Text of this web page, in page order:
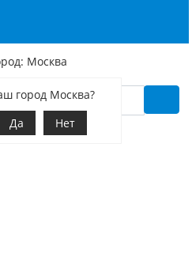
Москва
город Москва?
Да
Нет